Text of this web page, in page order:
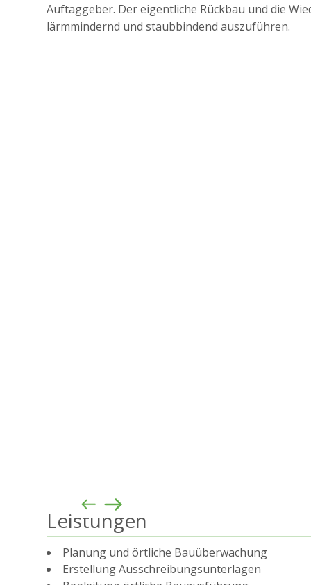
Auftaggeber. Der eigentliche Rückbau und die
lärmmindernd und staubbindend auszuführen.
Leistungen
Planung und örtliche Bauüberwachung
Erstellung Ausschreibungsunterlagen